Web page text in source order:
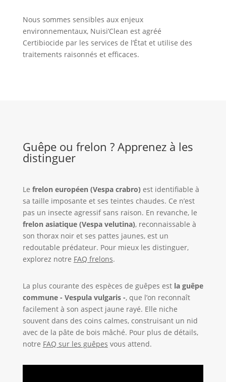
Nous sommes sensibles aux enjeux
environnementaux, Nuisi’Clean est agréé
Certibiocide par les services de l’État et utilise des
traitements raisonnés et efficaces.
Guêpe ou frelon ? Apprenez à les
distinguer
Le frelon européen (Vespa crabro) est identifiable à
sa taille imposante et ses teintes chaudes. Ce n’est
pas un insecte agressif sans raison. En revanche, le
frelon asiatique (Vespa velutina), reconnaissable à
son thorax noir et ses pattes jaunes, est un
redoutable prédateur. Pour mieux les distinguer,
explorez notre FAQ frelons.
La plus courante des espèces de guêpes est la guêpe
commune - Vespula vulgaris -, que l’on reconnaît
facilement à son aspect jaune rayé. Elle niche
souvent dans des coins calmes, construisant un nid
avec de la pâte de bois mâché. Pour plus de détails,
notre FAQ sur les guêpes vous attend.